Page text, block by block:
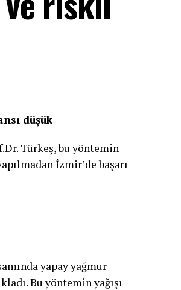
düşük
Türkeş, bu yöntemin
İzmir’de başarı
yapay yağmur
Bu yöntemin yağışı